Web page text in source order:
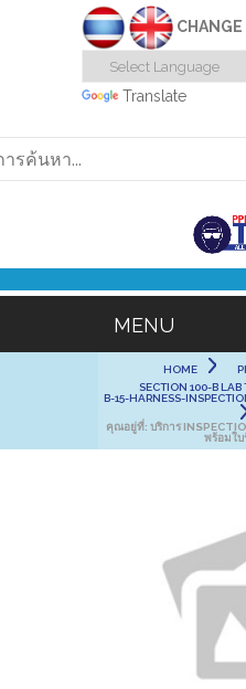
Translate
HOME
SECTION 100-B LAB
B-15-HARNESS-
คุณอยู่ที่: บริการ
พร้อมใบ